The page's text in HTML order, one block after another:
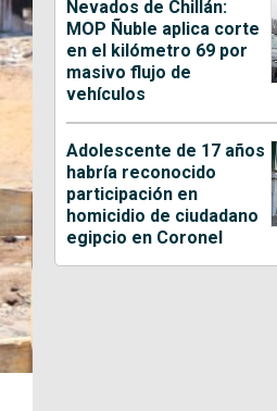
Nevados de Chillán:
MOP Ñuble aplica corte
en el kilómetro 69 por
masivo flujo de
vehículos
Adolescente de 17 años
habría reconocido
participación en
homicidio de ciudadano
egipcio en Coronel